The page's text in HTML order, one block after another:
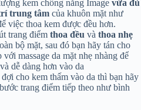
kem chống nắng Image vừa đủ
trung tâm của khuôn mặt như
việc thoa kem được đều hơn.
trang điểm thoa đều và thoa nhẹ
bộ mặt, sau đó bạn hãy tán cho
massage da mặt nhẹ nhàng để
và dễ dàng hơn vào da
cho kem thấm vào da thì bạn hãy
trang điểm tiếp theo như bình